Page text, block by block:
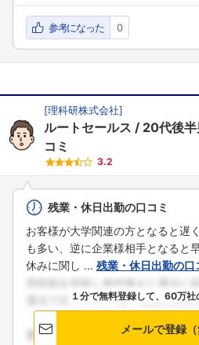
参考になった 0
[理科研株式会社]
ルートセールス 20代後
コミ
3.2
残業・休日出勤の口コミ
お客様が大学関連の方となると遅
も多い、逆に企業様相手となると
休みに関し ... 残業・休日出勤の
１分で無料登録して、60万
メールで登録（